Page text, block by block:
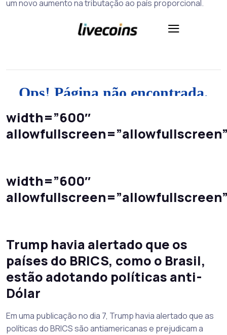
um novo aumento na tributação ao país proporcional.
width=”600″
width=”600″
Trump havia alertado que os
países do BRICS, como o Brasil,
estão adotando políticas anti-
Dólar
Em uma publicação no dia 7, Trump havia alertado que as
políticas do BRICS são antiamericanas e prejudicam a